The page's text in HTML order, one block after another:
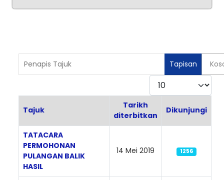
Tapisan
Paparkan
Articles
Tajuk
Tarikh
diterbitkan
Dikunjungi
TATACARA
PERMOHONAN
PULANGAN BALIK
HASIL
14 Mei 2019 1256